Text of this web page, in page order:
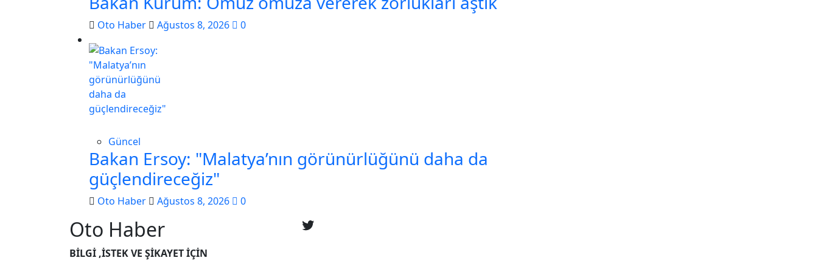
Oto Haber Ağustos 8, 2026 0
Güncel
Bakan Ersoy: "Malatya’nın görünürlüğünü daha da
güçlendireceğiz"
Oto Haber Ağustos 8, 2026 0
Oto Haber
BİLGİ ,İSTEK VE ŞİKAYET İÇİN